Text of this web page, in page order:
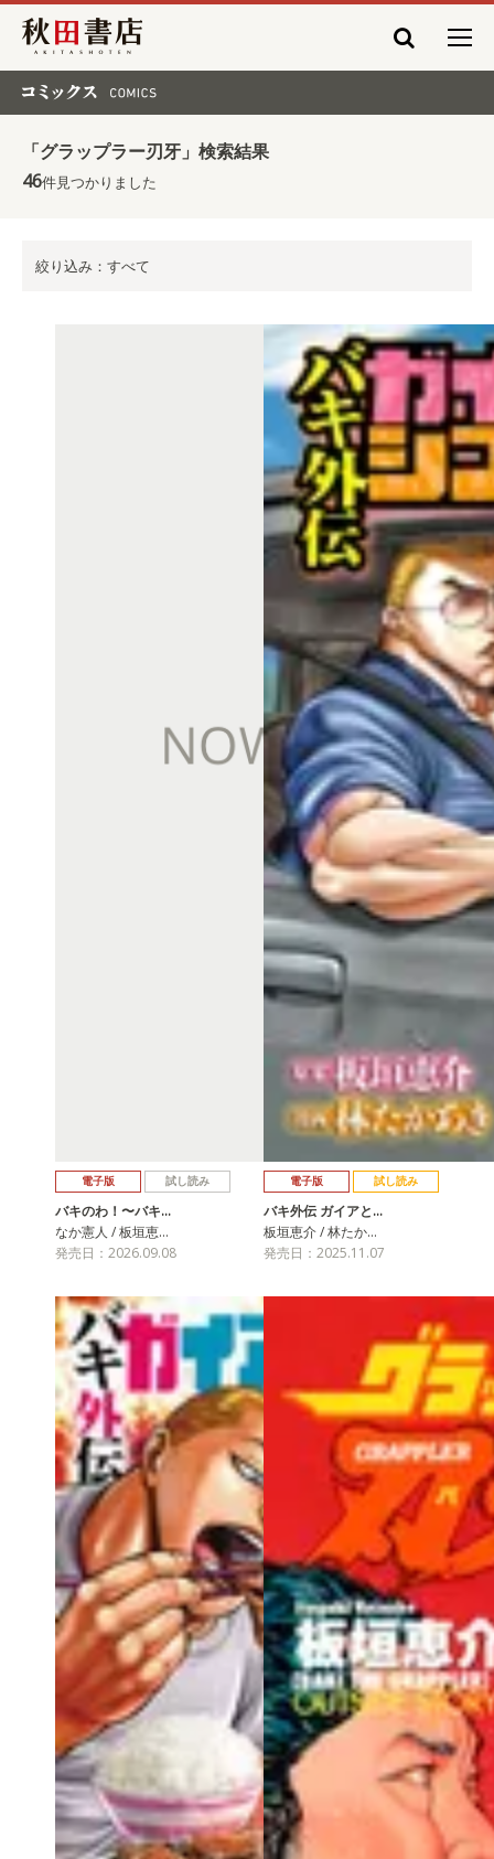
秋田書店
「グラップラー刃牙」検索結果
46件見つかりました
絞り込み：すべて
電子版 試し読み
バキのわ！〜バキ…
なか憲人 / 板垣恵…
発売日：2026.09.08
電子版 試し読み
バキ外伝 ガイアと…
板垣恵介 / 林たか…
発売日：2025.11.07